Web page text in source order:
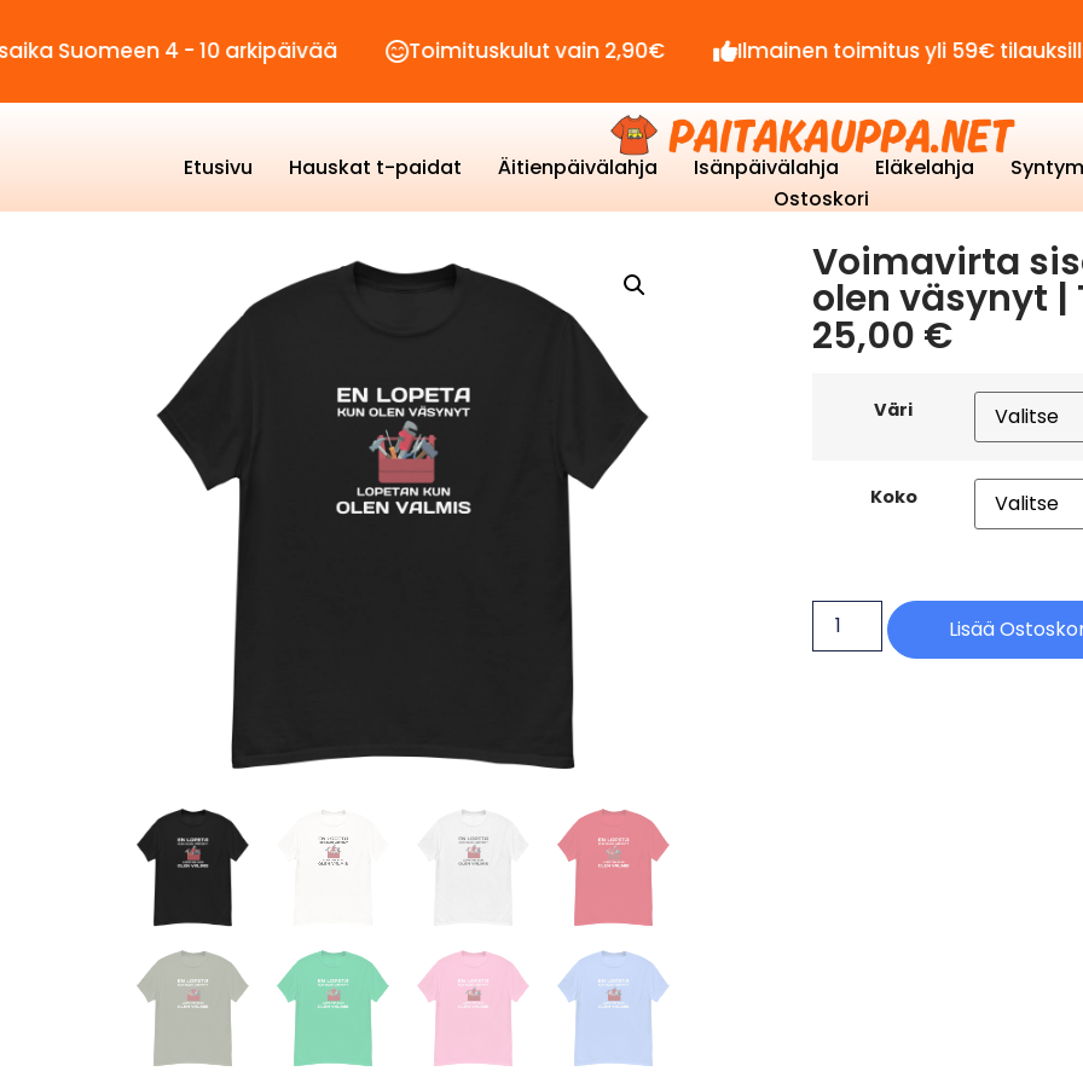
4 - 10 arkipäivää Toimituskulut vain 2,90€ Ilmainen toimitus yli 59€ tilauksille!
Etusivu Hauskat t-paidat Äitienpäivälahja Isänpäivälahja Eläkelahja
Ostoskori
Voimavirta
olen väsynyt
25,00 €
Väri
Koko
Lisää